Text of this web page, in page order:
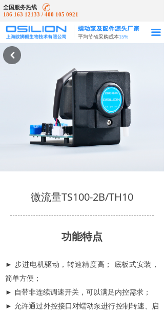
끀
平均节省采购成本15%
全国服务热线
186 163 12133 / 400 105 0921
微流量TS100-2B/TH10
功能特点
► 步进电机驱动，转速精度高； 底板式安装，
简单方便；
► 自带非连续调速开关，可以满足内控需求；
► 允许通过外控接口对蠕动泵进行控制转速、启
낒